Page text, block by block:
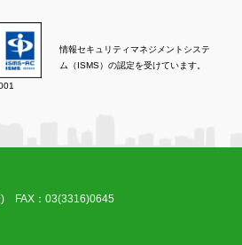
情報セキュリティマネジメントシステ
ム（ISMS）の認定を受けています。
) FAX：03(3316)0645